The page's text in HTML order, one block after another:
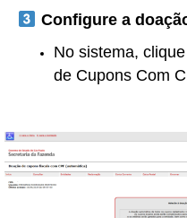
Configure a
No sistema,
de Cupons Com